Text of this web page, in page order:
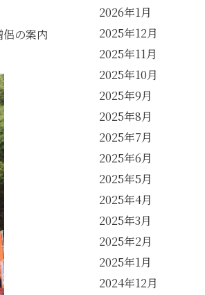
の案内
2026年1月
2025年12月
2025年11月
2025年10月
2025年9月
2025年8月
2025年7月
2025年6月
2025年5月
2025年4月
2025年3月
2025年2月
2025年1月
2024年12月